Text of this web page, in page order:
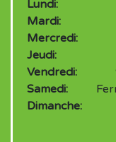
Lundi:
Mardi:
Mercredi:
Jeudi:
Vendredi:
Samedi:
Dimanche: